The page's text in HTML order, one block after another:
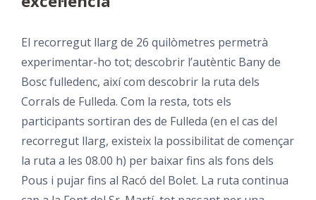
El recorregut llarg de 26 quilòmetres permetrà
experimentar-ho tot; descobrir l’autèntic Bany de
Bosc fulledenc, així com descobrir la ruta dels
Corrals de Fulleda. Com la resta, tots els
participants sortiran des de Fulleda (en el cas del
recorregut llarg, existeix la possibilitat de començar
la ruta a les 08.00 h) per baixar fins als fons dels
Pous i pujar fins al Racó del Bolet. La ruta continua